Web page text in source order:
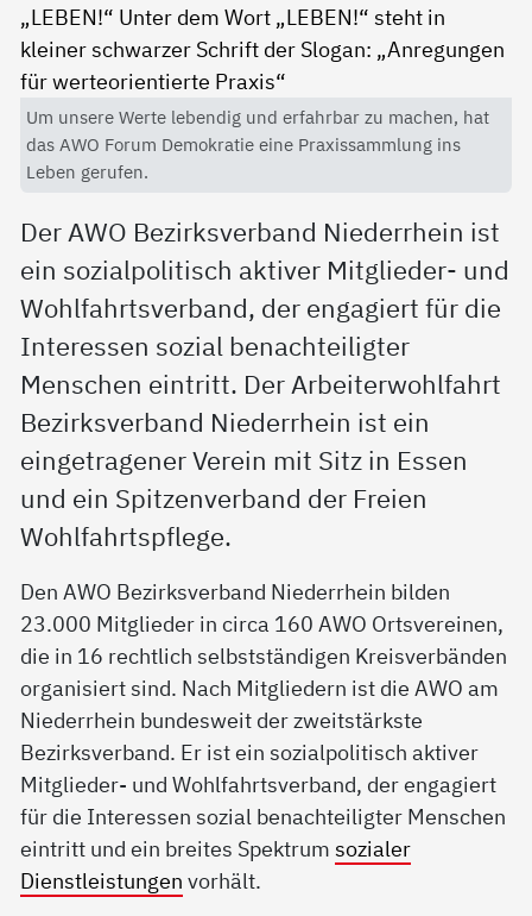
Um unsere Werte lebendig und erfahrbar zu machen, hat
das AWO Forum Demokratie eine Praxissammlung ins
Leben gerufen.
Der AWO Bezirksverband Niederrhein ist
ein sozialpolitisch aktiver Mitglieder- und
Wohlfahrtsverband, der engagiert für die
Interessen sozial benachteiligter
Menschen eintritt. Der Arbeiterwohlfahrt
Bezirksverband Niederrhein ist ein
eingetragener Verein mit Sitz in Essen
und ein Spitzenverband der Freien
Wohlfahrtspflege.
Den AWO Bezirksverband Niederrhein bilden
23.000 Mitglieder in circa 160 AWO Ortsvereinen,
die in 16 rechtlich selbstständigen Kreisverbänden
organisiert sind. Nach Mitgliedern ist die AWO am
Niederrhein bundesweit der zweitstärkste
Bezirksverband. Er ist ein sozialpolitisch aktiver
Mitglieder- und Wohlfahrtsverband, der engagiert
für die Interessen sozial benachteiligter Menschen
eintritt und ein breites Spektrumsozialer
Dienstleistungen vorhält.